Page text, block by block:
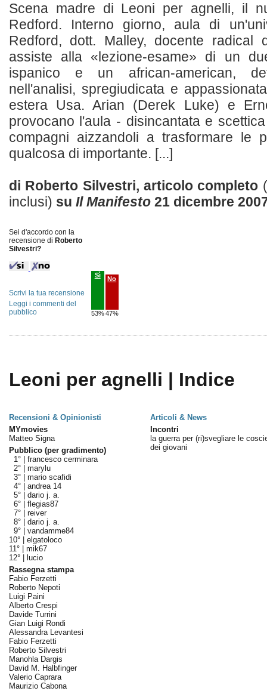
Scena madre di Leoni per agnelli, il
Redford. Interno giorno, aula di
Redford, dott. Malley, docente radical
assiste alla «lezione-esame» di un
ispanico e un african-american,
nell'analisi, spregiudicata e
estera Usa. Arian (Derek Luke) e
provocano l'aula - disincantata e
compagni aizzandoli a trasformare le
qualcosa di importante. [...]
di Roberto Silvestri, articolo completo
inclusi) su Il Manifesto21 dicembre
Sei d'accordo con la
recensione di Roberto
Silvestri?
Sì
53%
No
47%
Scrivi la tua recensione
Leggi i commenti del
pubblico
Leoni per agnelli | Indice
Recensioni & Opinionisti
Articoli & News
MYmovies
Matteo Signa
Pubblico (per gradimento)
1° | francesco cerminara
2° | marylu
3° | mario scafidi
4° | andrea 14
5° | dario j. a.
6° | flegias87
7° | reiver
8° | dario j. a.
9° | vandamme84
10° | elgatoloco
11° | mik67
12° |
lucio
Rassegna stampa
Fabio Ferzetti
Roberto Nepoti
Luigi Paini
Alberto Crespi
Davide Turrini
Gian Luigi Rondi
Alessandra Levantesi
Fabio Ferzetti
Roberto Silvestri
Manohla Dargis
David M. Halbfinger
Valerio Caprara
Maurizio Cabona
Incontri
la guerra per (ri)svegliare le
dei giovani